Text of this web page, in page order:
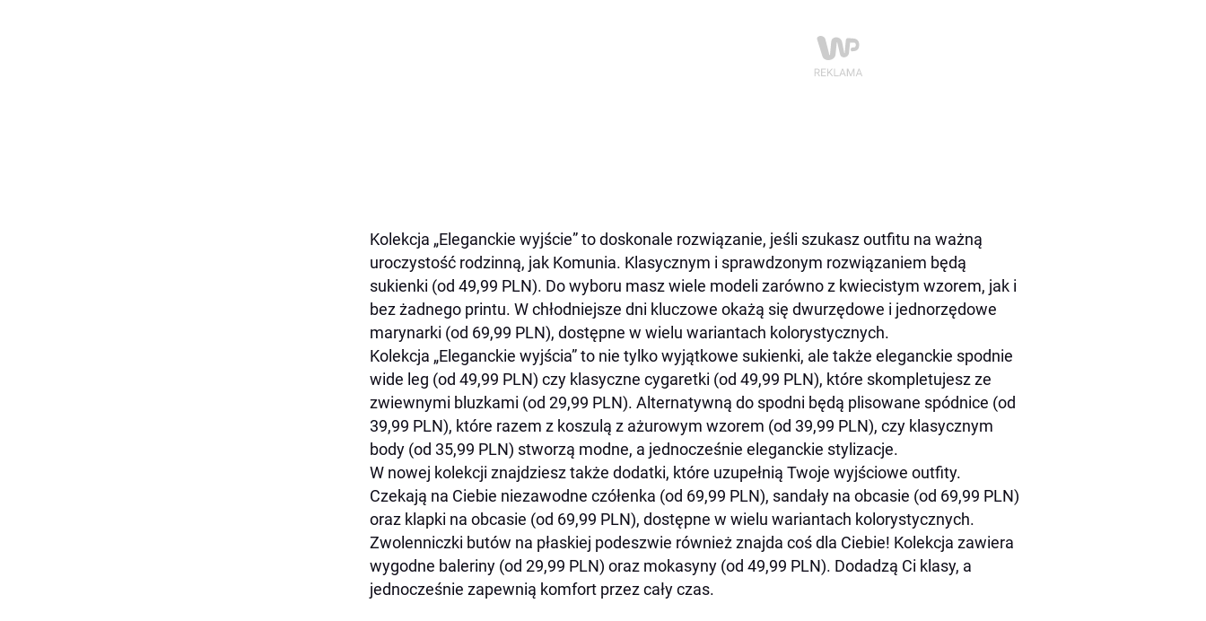
Kolekcja „Eleganckie wyjście” to doskonale rozwiązanie, jeśli szukasz outfitu na ważną
uroczystość rodzinną, jak Komunia. Klasycznym i sprawdzonym rozwiązaniem będą
sukienki (od 49,99 PLN). Do wyboru masz wiele modeli zarówno z kwiecistym wzorem, jak i
bez żadnego printu. W chłodniejsze dni kluczowe okażą się dwurzędowe i jednorzędowe
marynarki (od 69,99 PLN), dostępne w wielu wariantach kolorystycznych.
Kolekcja „Eleganckie wyjścia” to nie tylko wyjątkowe sukienki, ale także eleganckie spodnie
wide leg (od 49,99 PLN) czy klasyczne cygaretki (od 49,99 PLN), które skompletujesz ze
zwiewnymi bluzkami (od 29,99 PLN). Alternatywną do spodni będą plisowane spódnice (od
39,99 PLN), które razem z koszulą z ażurowym wzorem (od 39,99 PLN), czy klasycznym
body (od 35,99 PLN) stworzą modne, a jednocześnie eleganckie stylizacje.
W nowej kolekcji znajdziesz także dodatki, które uzupełnią Twoje wyjściowe outfity.
Czekają na Ciebie niezawodne czółenka (od 69,99 PLN), sandały na obcasie (od 69,99 PLN)
oraz klapki na obcasie (od 69,99 PLN), dostępne w wielu wariantach kolorystycznych.
Zwolenniczki butów na płaskiej podeszwie również znajda coś dla Ciebie! Kolekcja zawiera
wygodne baleriny (od 29,99 PLN) oraz mokasyny (od 49,99 PLN). Dodadzą Ci klasy, a
jednocześnie zapewnią komfort przez cały czas.